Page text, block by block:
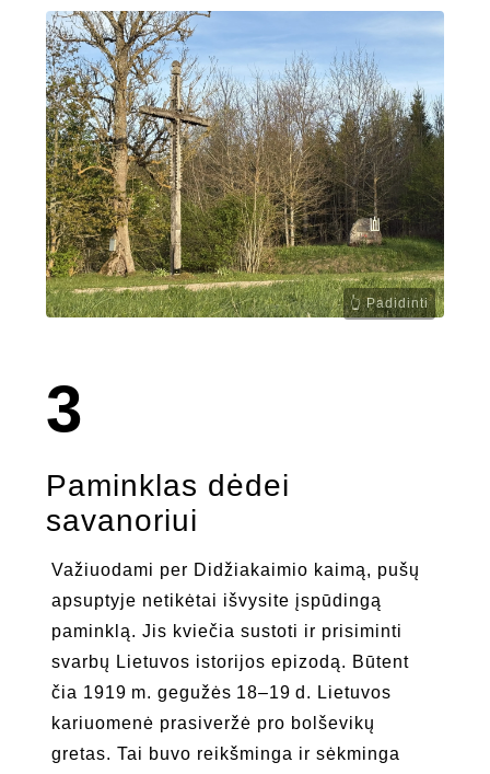
3
Paminklas dėdei
savanoriui
Važiuodami per Didžiakaimio kaimą, pušų
apsuptyje netikėtai išvysite įspūdingą
paminklą. Jis kviečia sustoti ir prisiminti
svarbų Lietuvos istorijos epizodą. Būtent
čia 1919 m. gegužės 18–19 d. Lietuvos
kariuomenė prasiveržė pro bolševikų
gretas. Tai buvo reikšminga ir sėkminga